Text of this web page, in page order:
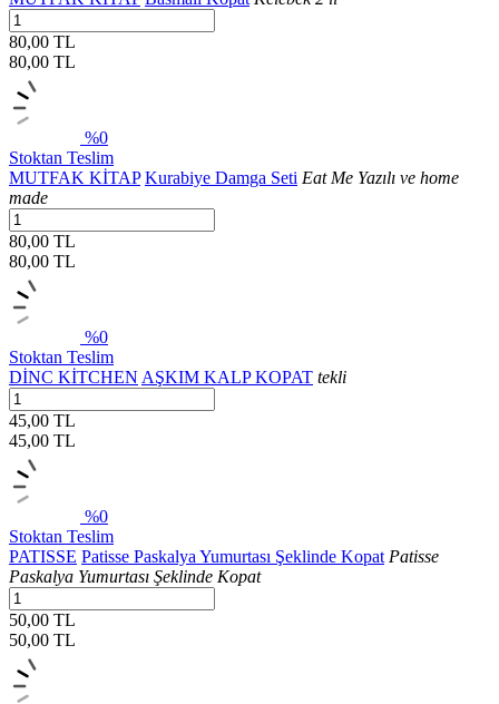
80,00 TL
80,00 TL
%0
Stoktan Teslim
MUTFAK KİTAP Kurabiye Damga Seti Eat Me Yazılı ve home
made
80,00 TL
80,00 TL
%0
Stoktan Teslim
DİNC KİTCHEN AŞKIM KALP KOPAT tekli
45,00 TL
45,00 TL
%0
Stoktan Teslim
PATISSE Patisse Paskalya Yumurtası Şeklinde Kopat Patisse
Paskalya Yumurtası Şeklinde Kopat
50,00 TL
50,00 TL